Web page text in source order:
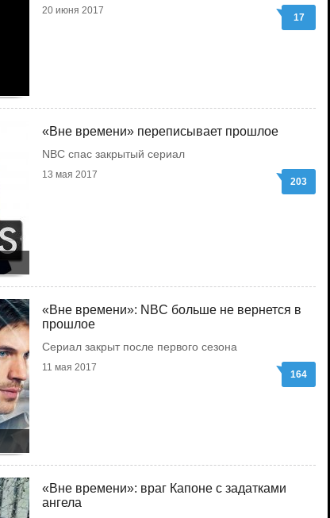
20 июня 2017
17
«Вне времени» переписывает прошлое
NBC спас закрытый сериал
13 мая 2017
203
«Вне времени»: NBC больше не вернется в
прошлое
Сериал закрыт после первого сезона
11 мая 2017
164
«Вне времени»: враг Капоне с задатками
ангела